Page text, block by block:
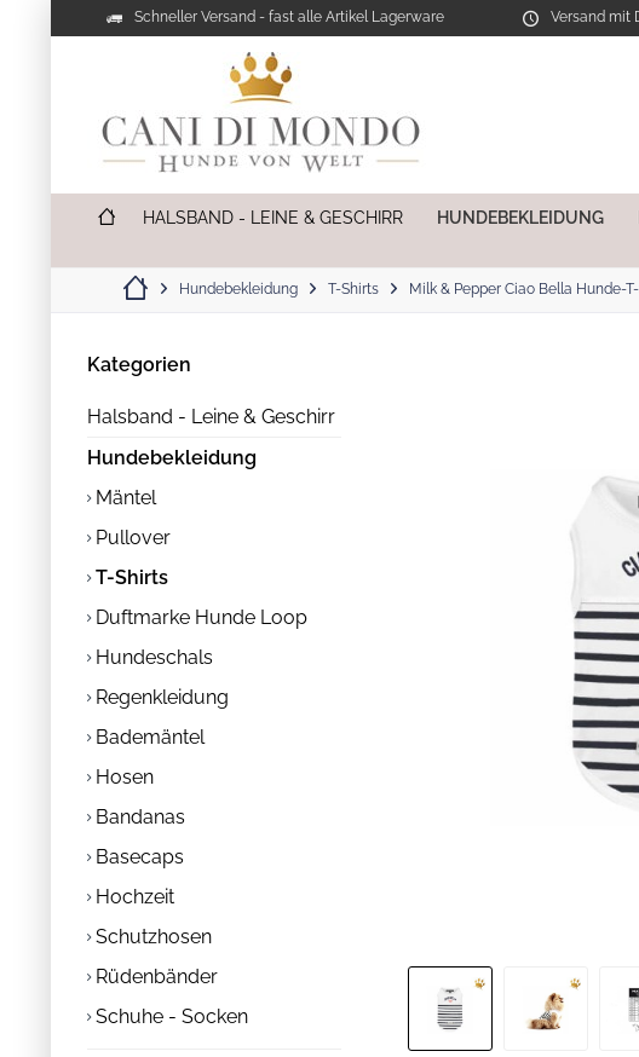
Schneller Versand - fast alle Artikel Lagerware Versand mit
HALSBAND - LEINE & GESCHIRR HUNDEBEKLEIDUNG
Hundebekleidung T-Shirts Milk & Pepper Ciao Bella Hunde-
Kategorien
Halsband - Leine & Geschirr
Hundebekleidung
Mäntel
Pullover
T-Shirts
Duftmarke Hunde Loop
Hundeschals
Regenkleidung
Bademäntel
Hosen
Bandanas
Basecaps
Hochzeit
Schutzhosen
Rüdenbänder
Schuhe - Socken